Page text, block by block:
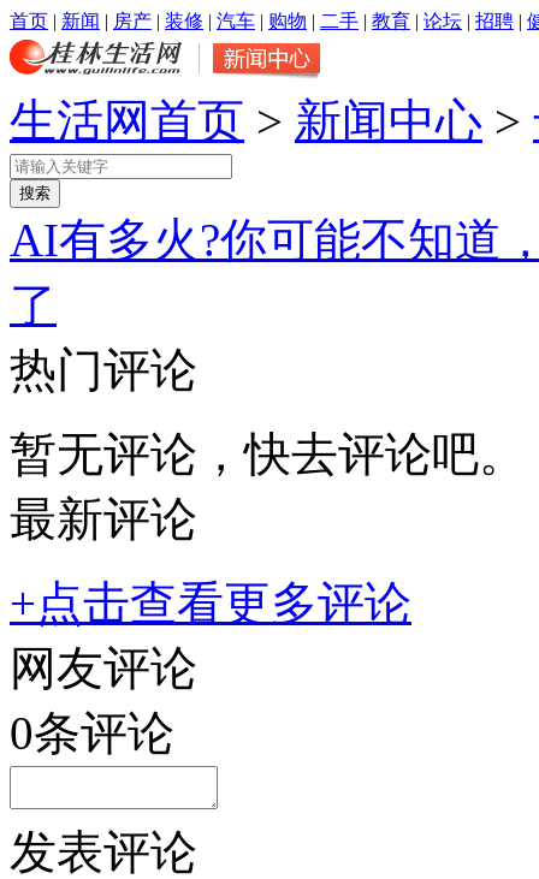
首页 | 新闻 | 房产 | 装修 | 汽车 | 购物 | 二手 | 教育 | 论坛 | 招聘 |
生活网首页 > 新闻中心 >
AI有多火?你可能不知道
了
热门评论
暂无评论，快去评论吧。
最新评论
+点击查看更多评论
网友评论
0条评论
发表评论